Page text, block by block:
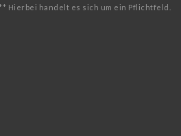
** Hierbei handelt es sich um ein Pflichtfeld.